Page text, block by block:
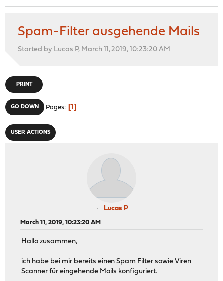
Spam-Filter ausgehende Mails
Started by Lucas P, March 11, 2019, 10:23:20 AM
PRINT
GO DOWN Pages 1
USER ACTIONS
Lucas P
March 11, 2019, 10:23:20 AM
Hallo zusammen,
ich habe bei mir bereits einen Spam Filter sowie Viren
Scanner für eingehende Mails konfiguriert.